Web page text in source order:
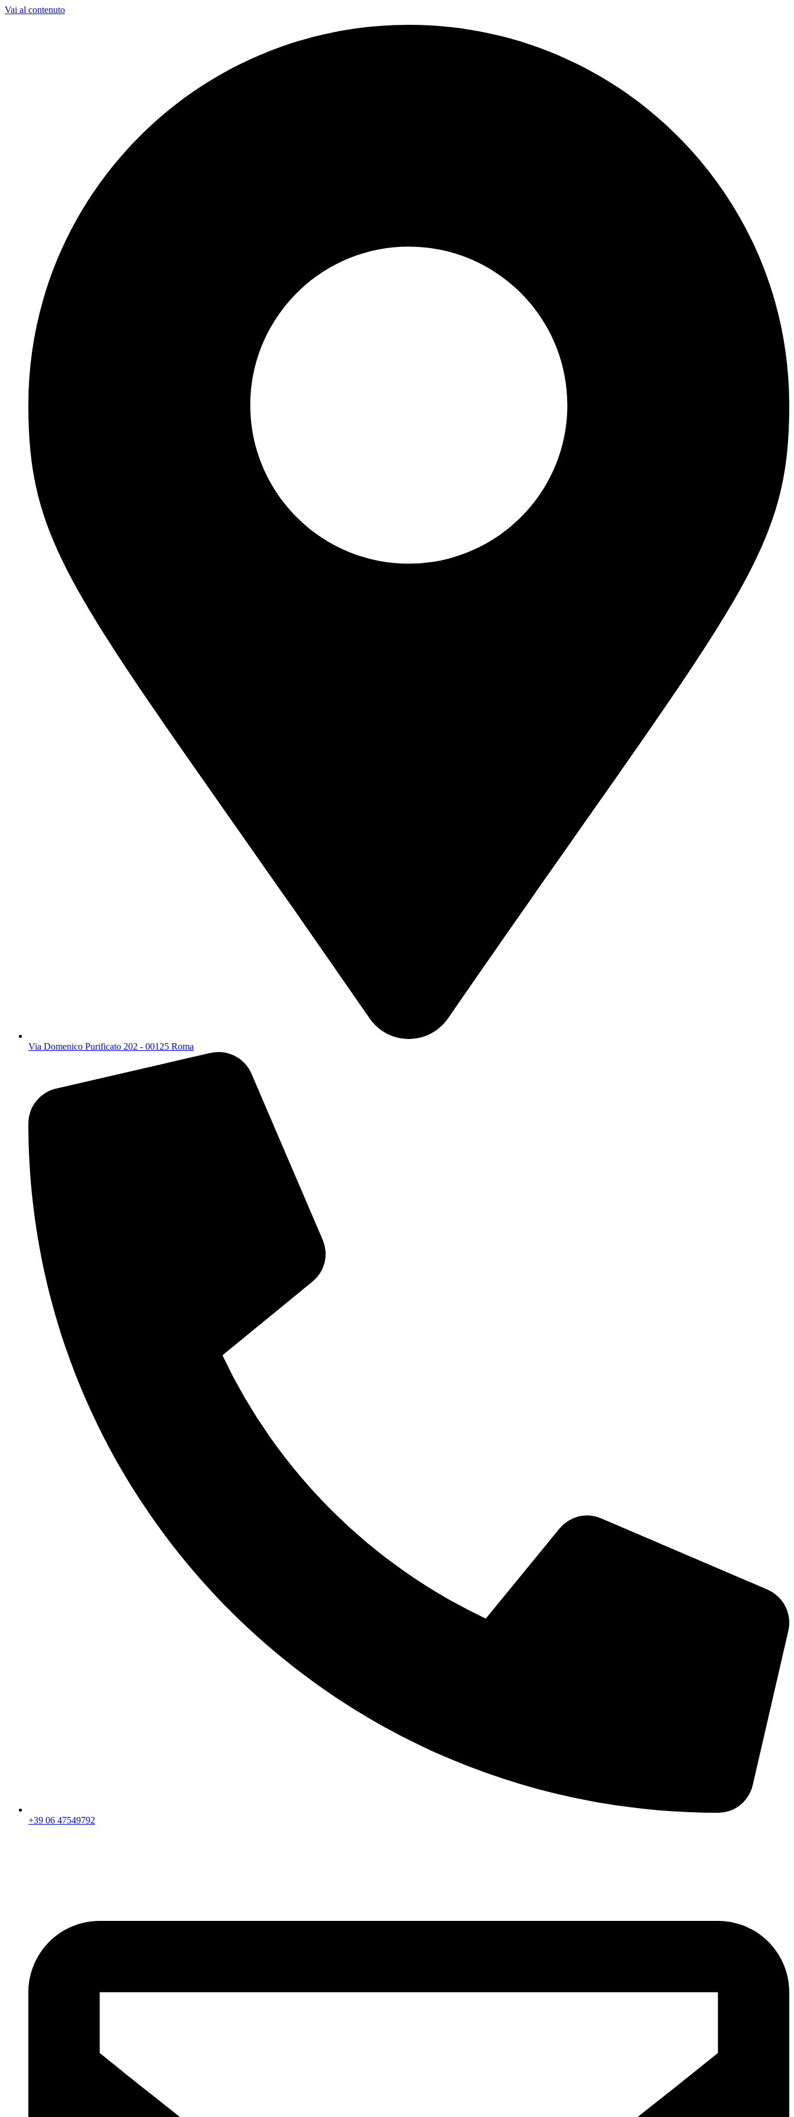
Vai al contenuto
Via Domenico Purificato 202 - 00125 Roma
+39 06 47549792